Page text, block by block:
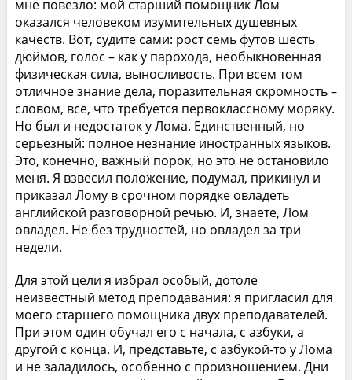
мне повезло: мой старший помощник Лом
оказался человеком изумительных душевных
качеств. Вот, судите сами: рост семь футов шесть
дюймов, голос – как у парохода, необыкновенная
физическая сила, выносливость. При всем том
отличное знание дела, поразительная скромность –
словом, все, что требуется первоклассному моряку.
Но был и недостаток у Лома. Единственный, но
серьезный: полное незнание иностранных языков.
Это, конечно, важный порок, но это не остановило
меня. Я взвесил положение, подумал, прикинул и
приказал Лому в срочном порядке овладеть
английской разговорной речью. И, знаете, Лом
овладел. Не без трудностей, но овладел за три
недели.
Для этой цели я избрал особый, дотоле
неизвестный метод преподавания: я пригласил для
моего старшего помощника двух преподавателей.
При этом один обучал его с начала, с азбуки, а
другой с конца. И, представьте, с азбукой-то у Лома
и не заладилось, особенно с произношением. Дни